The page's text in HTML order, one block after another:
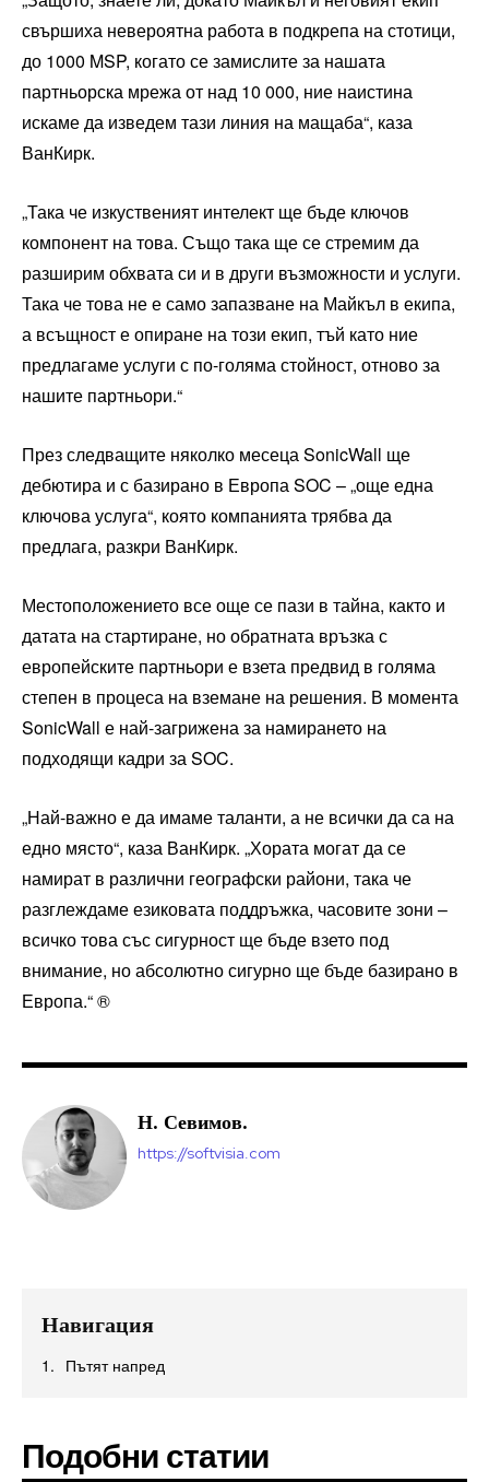
свършиха невероятна работа в подкрепа на стотици,
до 1000 MSP, когато се замислите за нашата
партньорска мрежа от над 10 000, ние наистина
искаме да изведем тази линия на мащаба“, каза
ВанКирк.
„Така че изкуственият интелект ще бъде ключов
компонент на това. Също така ще се стремим да
разширим обхвата си и в други възможности и услуги.
Така че това не е само запазване на Майкъл в екипа,
а всъщност е опиране на този екип, тъй като ние
предлагаме услуги с по-голяма стойност, отново за
нашите партньори.“
През следващите няколко месеца SonicWall ще
дебютира и с базирано в Европа SOC – „още една
ключова услуга“, която компанията трябва да
предлага, разкри ВанКирк.
Местоположението все още се пази в тайна, както и
датата на стартиране, но обратната връзка с
европейските партньори е взета предвид в голяма
степен в процеса на вземане на решения. В момента
SonicWall е най-загрижена за намирането на
подходящи кадри за SOC.
„Най-важно е да имаме таланти, а не всички да са на
едно място“, каза ВанКирк. „Хората могат да се
намират в различни географски райони, така че
разглеждаме езиковата поддръжка, часовите зони –
всичко това със сигурност ще бъде взето под
внимание, но абсолютно сигурно ще бъде базирано в
Европа.“ ®
Н. Севимов.
https://softvisia.com
Навигация
Пътят напред
Подобни статии